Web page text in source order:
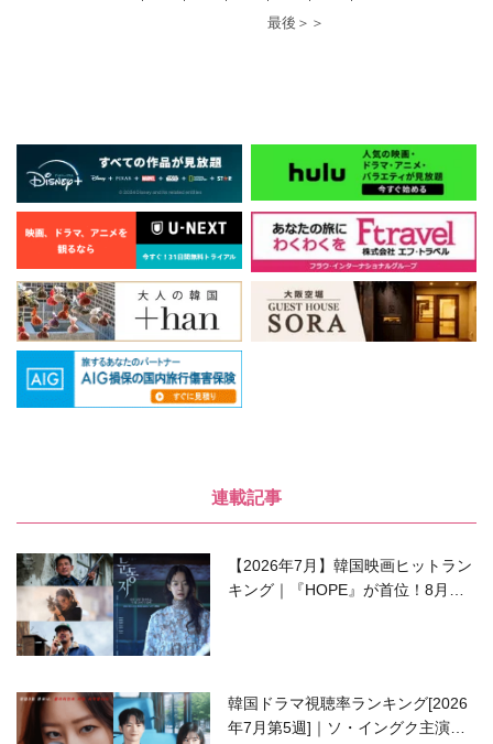
最後＞＞
連載記事
【2026年7月】韓国映画ヒットラン
キング｜『HOPE』が首位！8月公
韓国ドラマ視聴率ランキング[2026
年7月第5週]｜ソ・イングク主演の